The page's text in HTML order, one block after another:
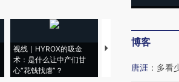
视线｜HYROX的吸金
术：是什么让中产们甘
心“花钱找虐”？
马航飞行员跨国走私7万
博客
唐涯 ： 多看